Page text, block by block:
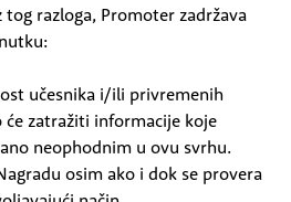
tog razloga, Promoter zadržava
učesnika i/ili privremenih
zatražiti informacije koje
neophodnim u ovu svrhu.
osim ako i dok se provera